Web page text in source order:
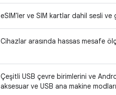
eSIM'ler ve SIM kartlar dahil sesli
Cihazlar arasında hassas mesafe
Çeşitli USB çevre birimlerini ve
aksesuar ve USB ana makine